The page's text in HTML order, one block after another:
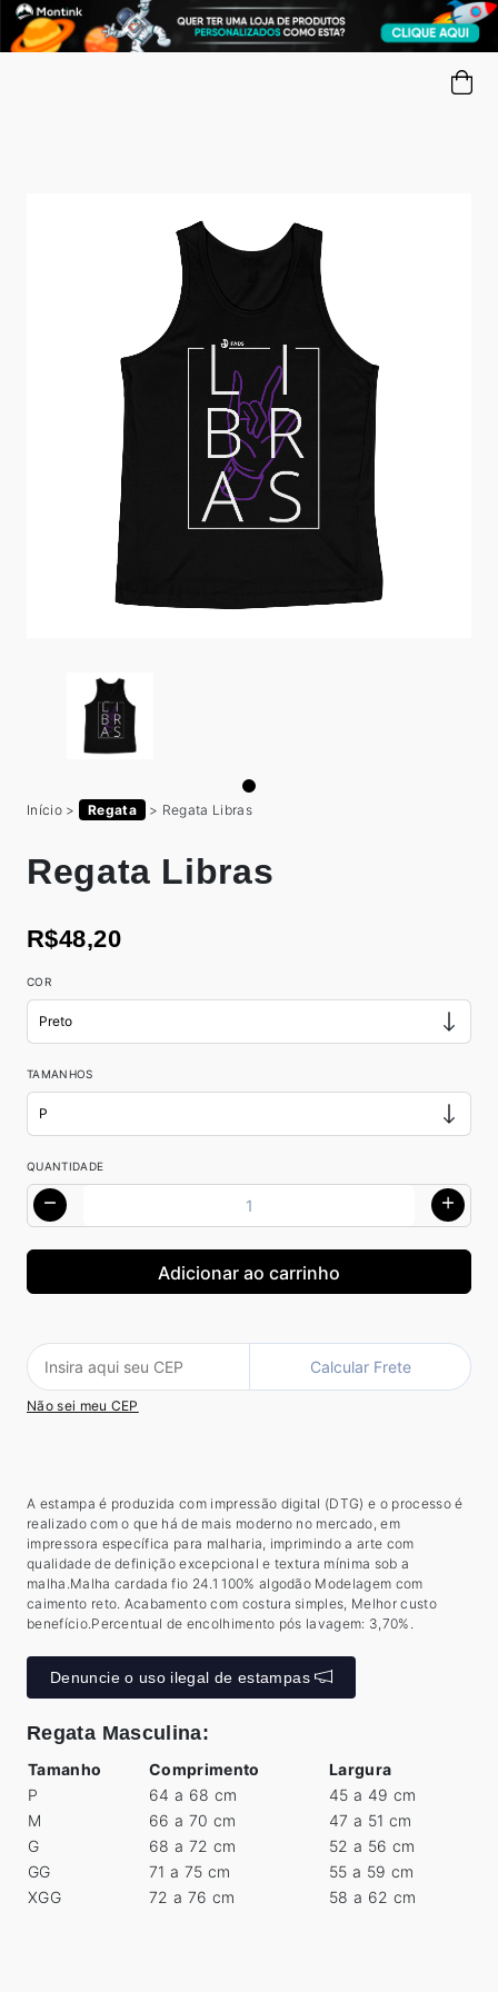
Início > Regata > Regata Libras
Regata Libras
R$48,20
COR
TAMANHOS
QUANTIDADE
Calcular Frete
Não sei meu CEP
A estampa é produzida com impressão digital (DTG) e o processo é
realizado com o que há de mais moderno no mercado, em
impressora específica para malharia, imprimindo a arte com
qualidade de definição excepcional e textura mínima sob a
malha.Malha cardada fio 24.1 100% algodão Modelagem com
caimento reto. Acabamento com costura simples, Melhor custo
benefício.Percentual de encolhimento pós lavagem: 3,70%.
Denuncie o uso ilegal de estampas
Regata Masculina:
Tamanho Comprimento
Largura
P
64 a 68 cm
45 a 49 cm
M
66 a 70 cm
47 a 51 cm
G
68 a 72 cm
52 a 56 cm
GG
71 a 75 cm
55 a 59 cm
XGG
72 a 76 cm 58 a 62 cm